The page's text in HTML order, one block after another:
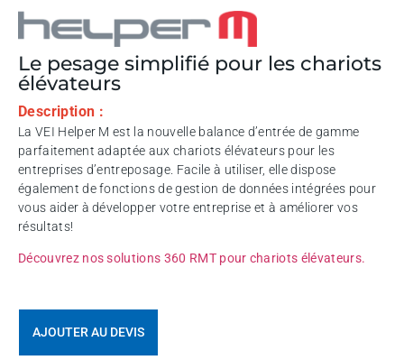
Le pesage simplifié pour les chariots
élévateurs
Description :
La VEI Helper M est la nouvelle balance d’entrée de gamme
parfaitement adaptée aux chariots élévateurs pour les
entreprises d’entreposage. Facile à utiliser, elle dispose
également de fonctions de gestion de données intégrées pour
vous aider à développer votre entreprise et à améliorer vos
résultats!
Découvrez nos solutions 360 RMT pour chariots élévateurs.
AJOUTER AU DEVIS